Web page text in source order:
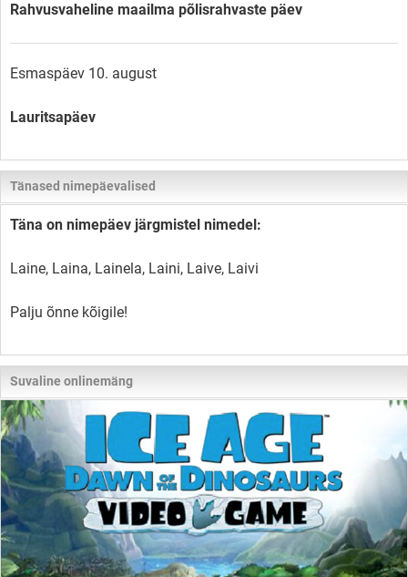
Rahvusvaheline maailma põlisrahvaste päev
Esmaspäev 10. august
Lauritsapäev
Tänased nimepäevalised
Täna on nimepäev järgmistel nimedel:
Laine, Laina, Lainela, Laini, Laive, Laivi
Palju õnne kõigile!
Suvaline onlinemäng